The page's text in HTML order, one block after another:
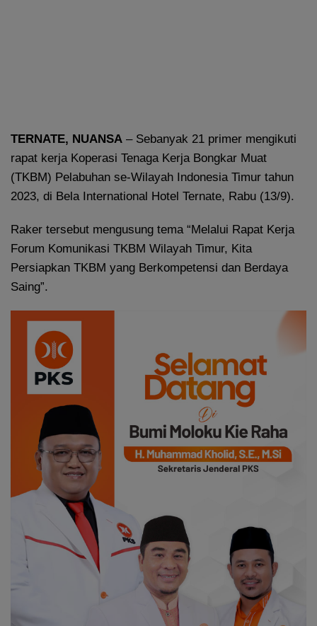
TERNATE, NUANSA – Sebanyak 21 primer mengikuti
rapat kerja Koperasi Tenaga Kerja Bongkar Muat
(TKBM) Pelabuhan se-Wilayah Indonesia Timur tahun
2023, di Bela International Hotel Ternate, Rabu (13/9).
Raker tersebut mengusung tema “Melalui Rapat Kerja
Forum Komunikasi TKBM Wilayah Timur, Kita
Persiapkan TKBM yang Berkompetensi dan Berdaya
Saing”.